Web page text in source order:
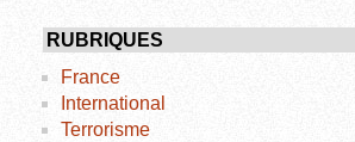
RUBRIQUES
France
International
Terrorisme